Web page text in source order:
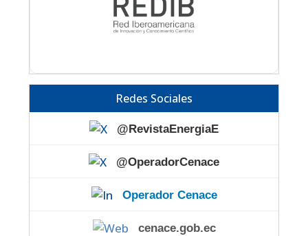
Redes Sociales
@RevistaEnergiaE
@OperadorCenace
Operador Cenace
cenace.gob.ec